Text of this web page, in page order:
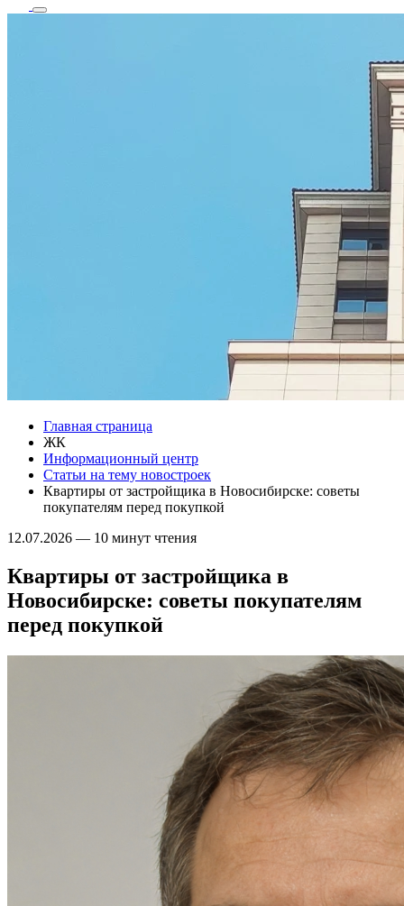
Главная страница
ЖК
Информационный центр
Статьи на тему новостроек
Квартиры от застройщика в Новосибирске: советы
покупателям перед покупкой
12.07.2026 — 10 минут чтения
Квартиры от застройщика в
Новосибирске: советы покупателям
перед покупкой